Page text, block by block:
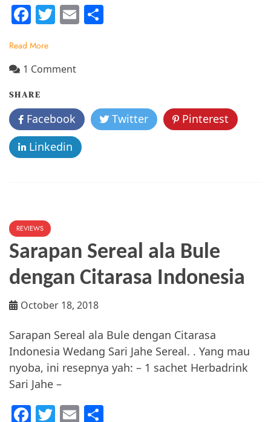
F
a
c
e
b
o
o
k
T
w
er
E
m
Read More
1 Commenton
Investasi
Untuk
Pemula
dengan
SHARE
Facebook Twitter
Pinterest
Linkedin
REVIEWS
Sarapan Sereal ala Bule
dengan Citarasa Indonesia
October 18, 2018
Sarapan Sereal ala Bule dengan Citarasa
Indonesia Wedang Sari Jahe Sereal. . Yang mau
nyoba, ini resepnya yah: – 1 sachet Herbadrink
Sari Jahe –
F T E